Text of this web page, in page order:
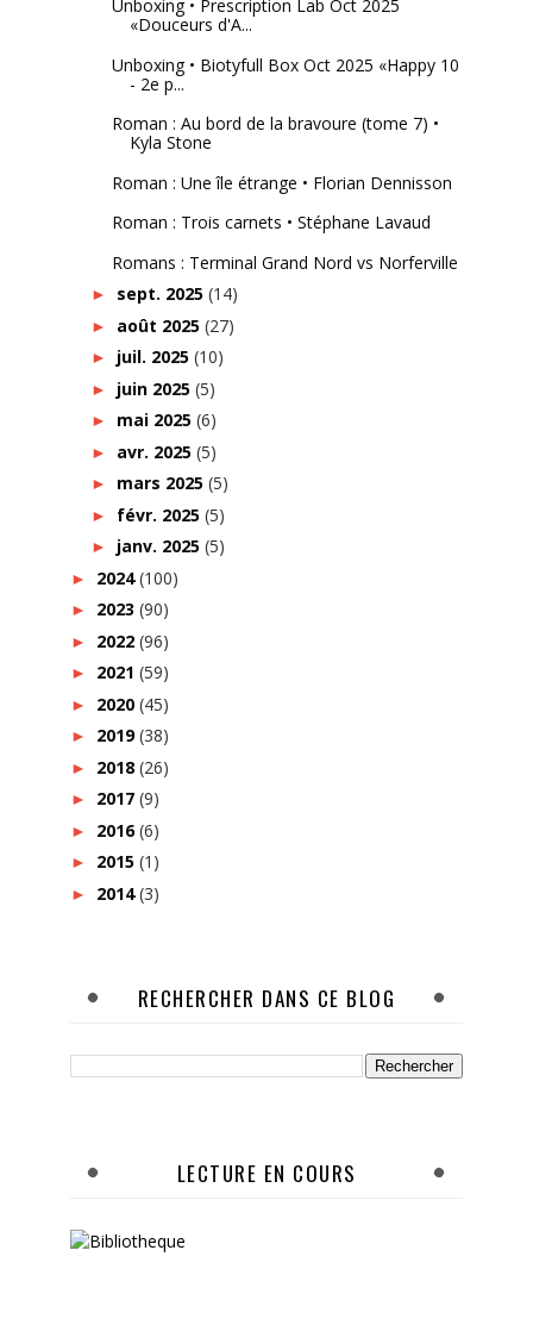
Unboxing • Prescription Lab Oct 2025
«Douceurs d'A...
Unboxing • Biotyfull Box Oct 2025 «Happy 10
- 2e p...
Roman : Au bord de la bravoure (tome 7) •
Kyla Stone
Roman : Une île étrange • Florian Dennisson
Roman : Trois carnets • Stéphane Lavaud
Romans : Terminal Grand Nord vs Norferville
► sept. 2025 (14)
► août 2025 (27)
► juil. 2025 (10)
► juin 2025 (5)
► mai 2025 (6)
► avr. 2025 (5)
► mars 2025 (5)
► févr. 2025 (5)
► janv. 2025 (5)
► 2024(100)
► 2023 (90)
► 2022 (96)
► 2021 (59)
► 2020 (45)
► 2019(38)
► 2018 (26)
► 2017 (9)
► 2016(6)
► 2015 (1)
► 2014(3)
RECHERCHER DANS CE BLOG
LECTURE EN COURS